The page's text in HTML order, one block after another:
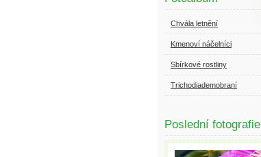
Chvála letnění
Kmenoví náčelníci
Sbírkové rostliny
Trichodiademobraní
Poslední fotografie